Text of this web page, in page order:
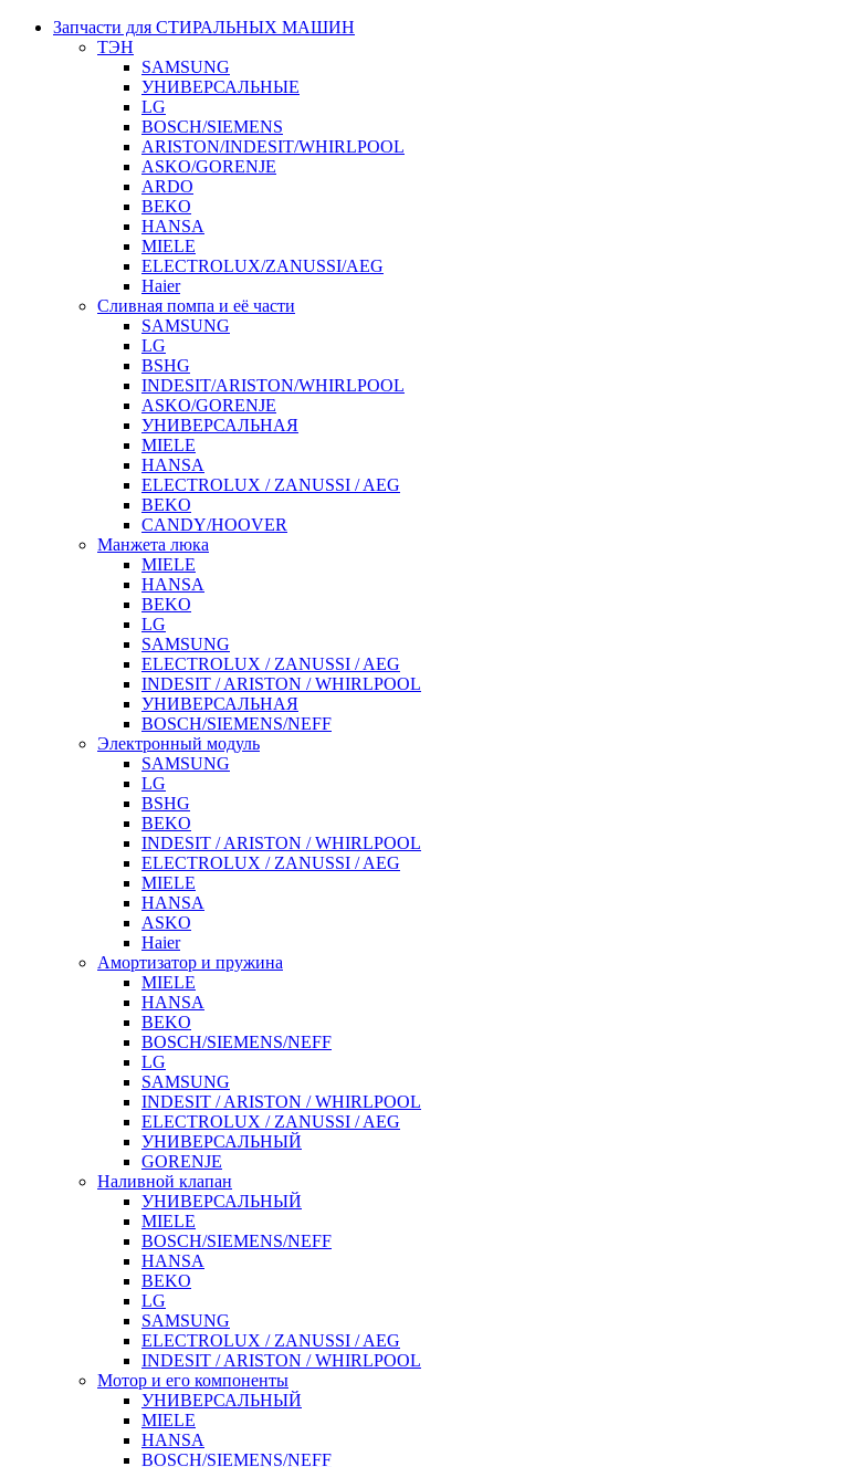
Запчасти для СТИРАЛЬНЫХ МАШИН
ТЭН
SAMSUNG
УНИВЕРСАЛЬНЫЕ
LG
BOSCH/SIEMENS
ARISTON/INDESIT/WHIRLPOOL
ASKO/GORENJE
ARDO
BEKO
HANSA
MIELE
ELECTROLUX/ZANUSSI/AEG
Haier
Сливная помпа и её части
SAMSUNG
LG
BSHG
INDESIT/ARISTON/WHIRLPOOL
ASKO/GORENJE
УНИВЕРСАЛЬНАЯ
MIELE
HANSA
ELECTROLUX / ZANUSSI / AEG
BEKO
CANDY/HOOVER
Манжета люка
MIELE
HANSA
BEKO
LG
SAMSUNG
ELECTROLUX / ZANUSSI / AEG
INDESIT / ARISTON / WHIRLPOOL
УНИВЕРСАЛЬНАЯ
BOSCH/SIEMENS/NEFF
Электронный модуль
SAMSUNG
LG
BSHG
BEKO
INDESIT / ARISTON / WHIRLPOOL
ELECTROLUX / ZANUSSI / AEG
MIELE
HANSA
ASKO
Haier
Амортизатор и пружина
MIELE
HANSA
BEKO
BOSCH/SIEMENS/NEFF
LG
SAMSUNG
INDESIT / ARISTON / WHIRLPOOL
ELECTROLUX / ZANUSSI / AEG
УНИВЕРСАЛЬНЫЙ
GORENJE
Наливной клапан
УНИВЕРСАЛЬНЫЙ
MIELE
BOSCH/SIEMENS/NEFF
HANSA
BEKO
LG
SAMSUNG
ELECTROLUX / ZANUSSI / AEG
INDESIT / ARISTON / WHIRLPOOL
Мотор и его компоненты
УНИВЕРСАЛЬНЫЙ
MIELE
HANSA
BOSCH/SIEMENS/NEFF